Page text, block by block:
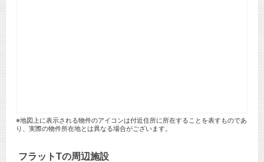
※地図上に表示される物件のアイコンは付近住所に所在することを表すものであ
り、実際の物件所在地とは異なる場合がございます。
フラットTの周辺施設